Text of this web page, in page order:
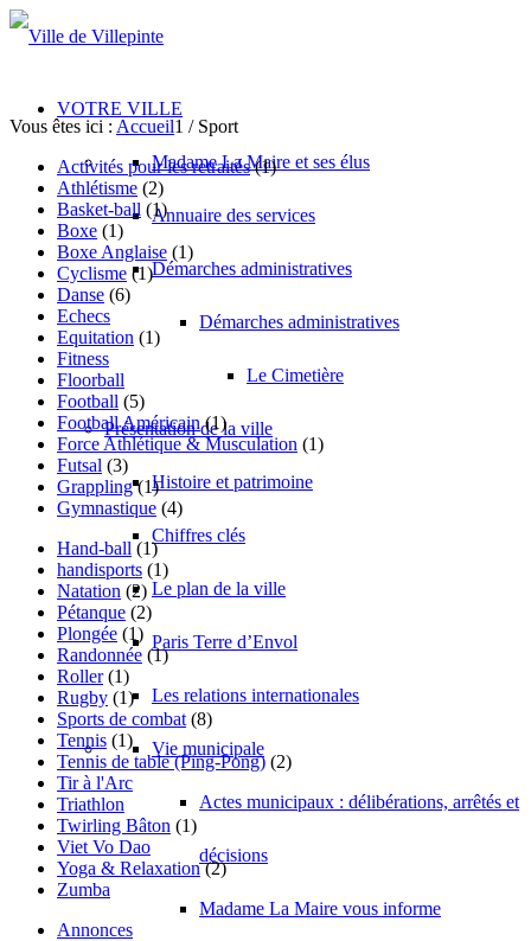
VOTRE VILLE
Madame La Maire et ses élus
Annuaire des services
Démarches administratives
Démarches administratives
Le Cimetière
Présentation de la ville
Histoire et patrimoine
Chiffres clés
Le plan de la ville
Paris Terre d’Envol
Les relations internationales
Vie municipale
Actes municipaux : délibérations, arrêtés et
décisions
Madame La Maire vous informe
Vous êtes ici : Accueil1 / Sport
Activités pour les retraités(1)
Athlétisme (2)
Basket-ball (1)
Boxe (1)
Boxe Anglaise (1)
Cyclisme (1)
Danse (6)
Echecs
Equitation (1)
Fitness
Floorball
Football (5)
Football Américain(1)
Force Athlétique & Musculation (1)
Futsal (3)
Grappling(1)
Gymnastique (4)
Hand-ball (1)
handisports (1)
Natation (2)
Pétanque (2)
Plongée (1)
Randonnée (1)
Roller(1)
Rugby (1)
Sports de combat (8)
Tennis (1)
Tennis de table (Ping-Pong) (2)
Tir à l'Arc
Triathlon
Twirling Bâton (1)
Viet Vo Dao
Yoga & Relaxation(2)
Zumba
Annonces